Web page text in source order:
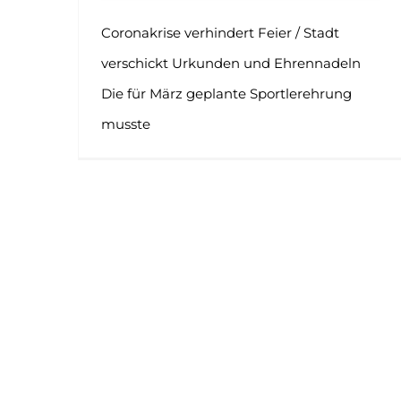
Coronakrise verhindert Feier / Stadt
verschickt Urkunden und Ehrennadeln
Die für März geplante Sportlerehrung
musste